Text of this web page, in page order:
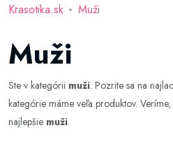
Krasotika.sk Muži
Muži
Ste v kategórii muži. Pozrite sa na
kategórie máme veľa produktov.
najlepšie muži.